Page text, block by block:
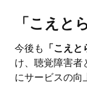
「こえと
今後も 「こえと
け、聴覚障害者
にサービスの向